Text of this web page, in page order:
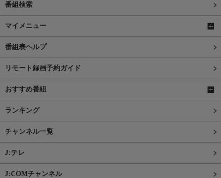
番組検索
マイメニュー
番組表ヘルプ
リモート録画予約ガイド
おすすめ番組
ランキング
チャンネル一覧
J:テレ
J:COMチャンネル